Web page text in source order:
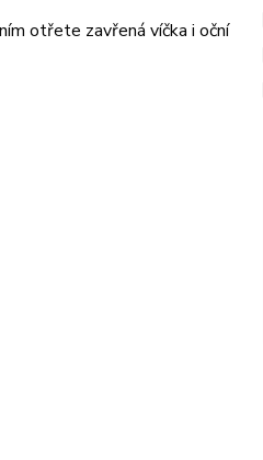
otřete zavřená víčka i oční